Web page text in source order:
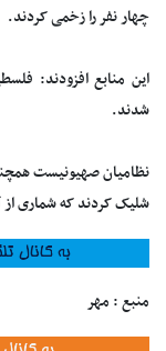
چهار نفر را زخمی کردند.
این منابع افزودند:
شدند.
نظامیان صهیونیست
شلیک کردند که شماری
منبع : مهر